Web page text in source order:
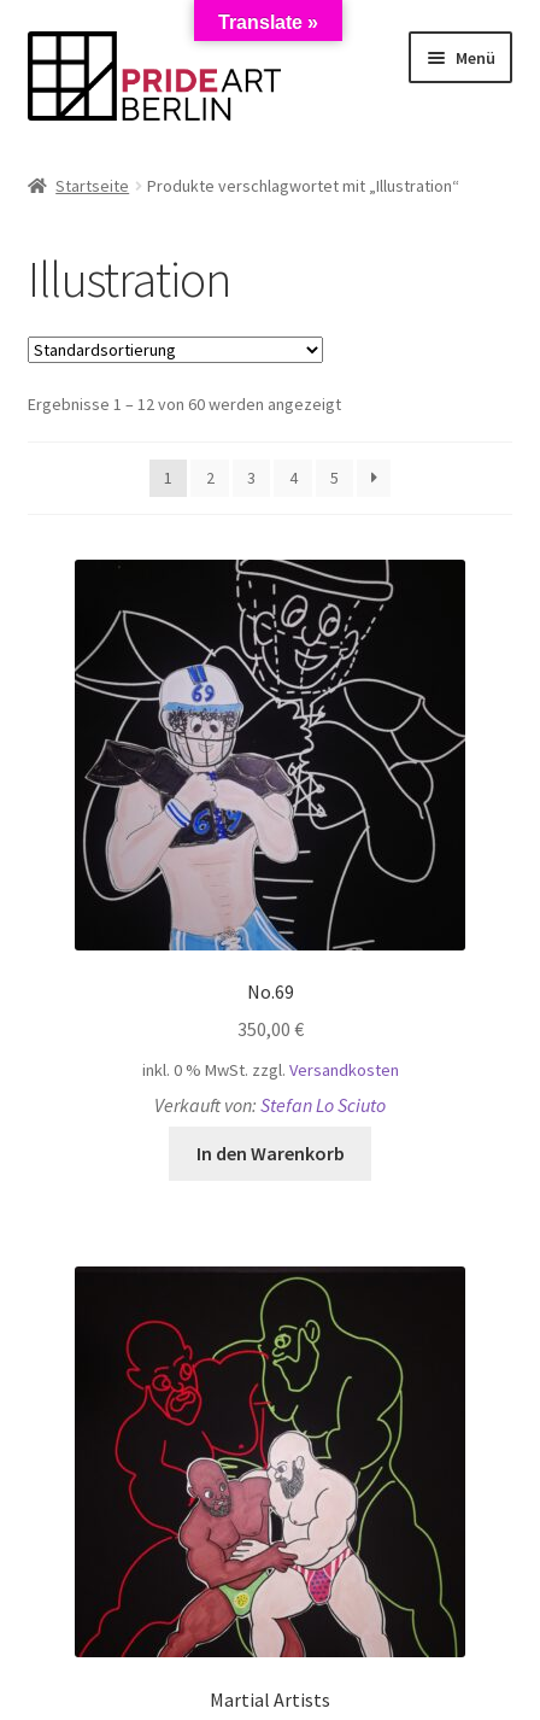
Zur
Navigation
springen
Zum
springen
Menü
Anmeldung zum Newsletter
Datenschutzerklärung
Impressum
Warenkorb
Widerrufsbelehrung
Startseite Produkte verschlagwortet mit „Illustration“
Illustration
Ergebnisse 1 – 12 von 60 werden angezeigt
1 2 3 4 5
No.69
350,00 €
inkl. 0 % MwSt. zzgl. Versandkosten
Verkauft von: Stefan Lo Sciuto
In den Warenkorb
Martial Artists
Translate »